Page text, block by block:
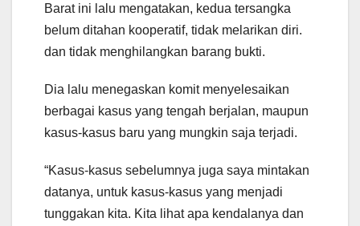
Barat ini lalu mengatakan, kedua tersangka
belum ditahan kooperatif, tidak melarikan diri.
dan tidak menghilangkan barang bukti.
Dia lalu menegaskan komit menyelesaikan
berbagai kasus yang tengah berjalan, maupun
kasus-kasus baru yang mungkin saja terjadi.
“Kasus-kasus sebelumnya juga saya mintakan
datanya, untuk kasus-kasus yang menjadi
tunggakan kita. Kita lihat apa kendalanya dan